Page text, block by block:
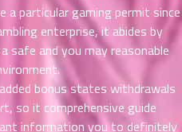
a particular gaming permit since
enterprise, it abides by
safe and you may reasonable
bonus states withdrawals
so it comprehensive guide
information you to definitely